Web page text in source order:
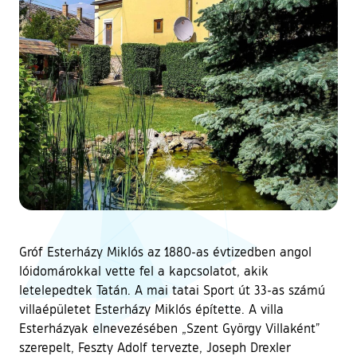
Gróf Esterházy Miklós az 1880-as évtizedben angol
lóidomárokkal vette fel a kapcsolatot, akik
letelepedtek Tatán. A mai tatai Sport út 33-as számú
villaépületet Esterházy Miklós építette. A villa
Esterházyak elnevezésében „Szent György Villaként”
szerepelt, Feszty Adolf tervezte, Joseph Drexler